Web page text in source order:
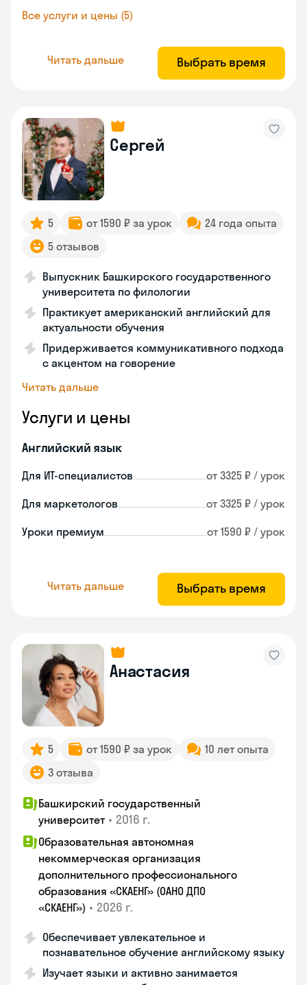
Все услуги и цены (5)
Читать дальше Выбрать время
Сергей
5 от 1590 ₽ за урок
24 года опыта
5 отзывов
Выпускник Башкирского государственного
университета по филологии
Практикует американский английский для
актуальности обучения
Придерживается коммуникативного подхода
с акцентом на говорение
Читать дальше
Услуги и цены
Английский язык
Для ИТ-специалистов от 3325 ₽ / урок
Для маркетологов от 3325 ₽ / урок
Уроки премиум от 1590 ₽ / урок
Читать дальше Выбрать время
Анастасия
5 от 1590 ₽ за урок
10 лет опыта
3 отзыва
Башкирский государственный
университет • 2016 г.
Образовательная автономная
некоммерческая организация
дополнительного профессионального
образования «СКАЕНГ» (ОАНО ДПО
«СКАЕНГ») • 2026 г.
Обеспечивает увлекательное и
познавательное обучение английскому языку
Изучает языки и активно занимается